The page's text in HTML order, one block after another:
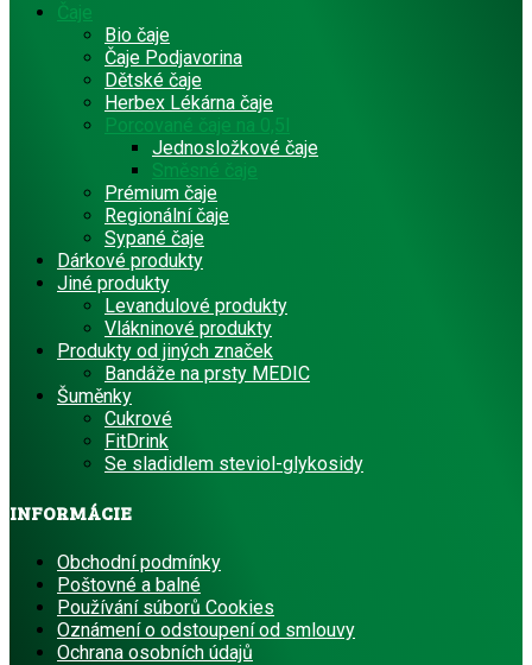
Čaje
Bio čaje
Čaje Podjavorina
Dětské čaje
Herbex Lékárna čaje
Porcované čaje na 0,5l
Jednosložkové čaje
Směsné čaje
Prémium čaje
Regionální čaje
Sypané čaje
Dárkové produkty
Jiné produkty
Levandulové produkty
Vlákninové produkty
Produkty od jiných značek
Bandáže na prsty MEDIC
Šuměnky
Cukrové
FitDrink
Se sladidlem steviol-glykosidy
INFORMÁCIE
Obchodní podmínky
Poštovné a balné
Používání súborů Cookies
Oznámení o odstoupení od smlouvy
Ochrana osobních údajů